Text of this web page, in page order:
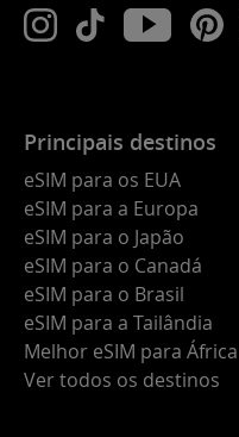
Principais destinos
eSIM para os EUA
eSIM para a Europa
eSIM para o Japão
eSIM para o Canadá
eSIM para o Brasil
eSIM para a Tailândia
Melhor eSIM para África
Ver todos os destinos